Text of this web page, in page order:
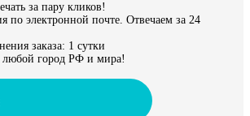
за пару кликов!
по электронной почте. Отвечаем за 24
заказа: 1 сутки
город РФ и мира!